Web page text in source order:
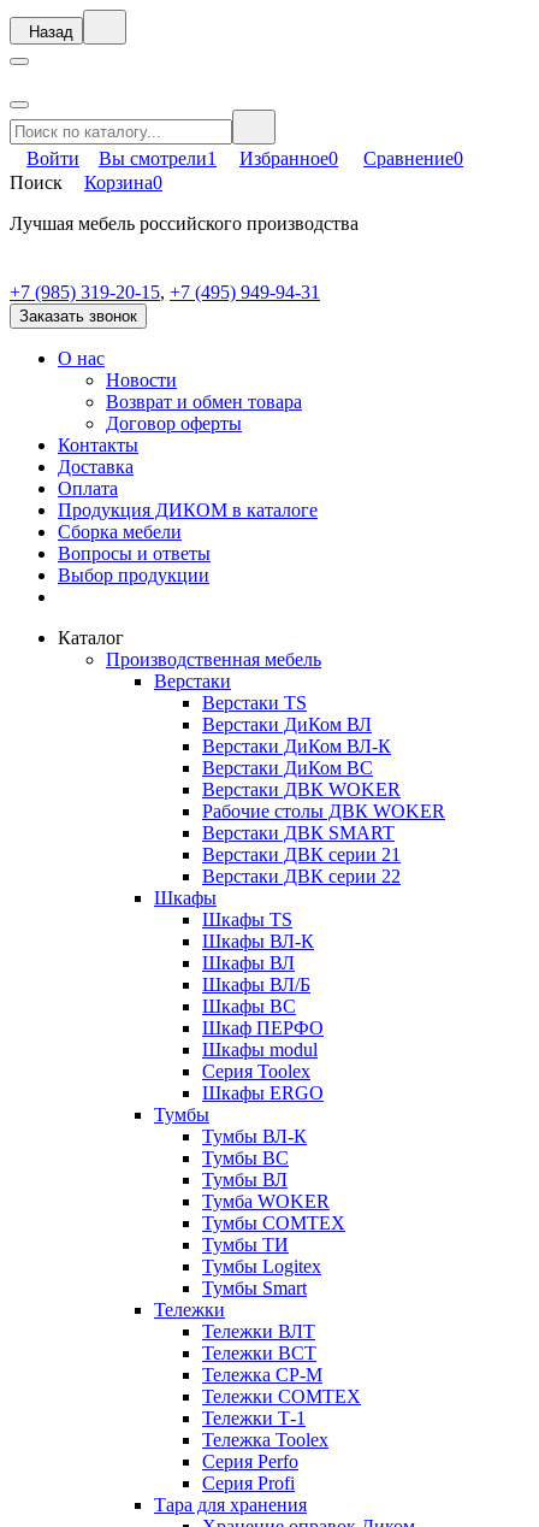
Назад
Войти Вы смотрели1 Избранное0 Сравнение0
Поиск
Корзина0
Лучшая мебель российского производства
+7 (985) 319-20-15, +7 (495) 949-94-31
Заказать звонок
О нас
Новости
Возврат и обмен товара
Договор оферты
Контакты
Доставка
Оплата
Продукция ДИКОМ в каталоге
Сборка мебели
Вопросы и ответы
Выбор продукции
Каталог
Производственная мебель
Верстаки
Верстаки TS
Верстаки ДиКом ВЛ
Верстаки ДиКом ВЛ-К
Верстаки ДиКом ВС
Верстаки ДВК WOKER
Рабочие столы ДВК WOKER
Верстаки ДВК SMART
Верстаки ДВК серии 21
Верстаки ДВК серии 22
Шкафы
Шкафы TS
Шкафы ВЛ-К
Шкафы ВЛ
Шкафы ВЛ/Б
Шкафы ВС
Шкаф ПЕРФО
Шкафы modul
Серия Toolex
Шкафы ERGO
Тумбы
Тумбы ВЛ-К
Тумбы ВС
Тумбы ВЛ
Тумба WOKER
Тумбы COMTEX
Тумбы ТИ
Тумбы Logitex
Тумбы Smart
Тележки
Тележки ВЛТ
Тележки ВСТ
Тележка СР-М
Тележки COMTEX
Тележки Т-1
Тележка Toolex
Серия Perfo
Серия Profi
Тара для хранения